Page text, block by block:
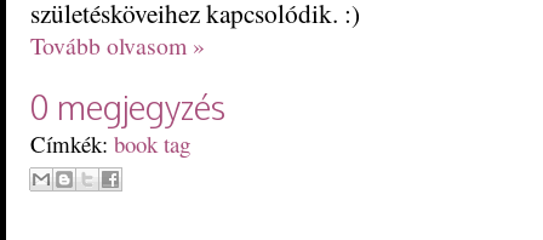
születésköveihez kapcsolódik. :)
Tovább olvasom »
0 megjegyzés
Címkék: book tag